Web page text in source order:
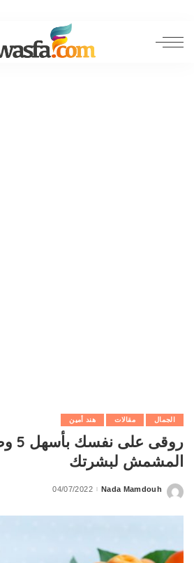
الجمال مقالات هند أمين
المشمش لبشرتك
Posted
Nada Mamdouh
04/07/2022